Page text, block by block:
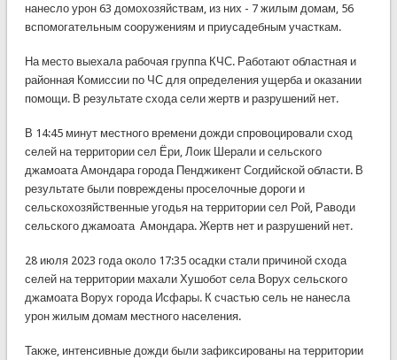
нанесло урон 63 домохозяйствам, из них - 7 жилым домам, 56
вспомогательным сооружениям и приусадебным участкам.
На место выехала рабочая группа КЧС. Работают областная и
районная Комиссии по ЧС для определения ущерба и оказании
помощи. В результате схода сели жертв и разрушений нет.
В 14:45 минут местного времени дожди спровоцировали сход
селей на территории сел Ёри, Лоик Шерали и сельского
джамоата Амондара города Пенджикент Согдийской области. В
результате были повреждены проселочные дороги и
сельскохозяйственные угодья на территории сел Рой, Раводи
сельского джамоата Амондара. Жертв нет и разрушений нет.
28 июля 2023 года около 17:35 осадки стали причиной схода
селей на территории махали Хушобот села Ворух сельского
джамоата Ворух города Исфары. К счастью сель не нанесла
урон жилым домам местного населения.
Также, интенсивные дожди были зафиксированы на территории